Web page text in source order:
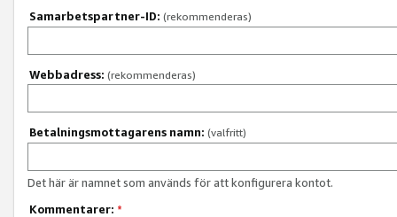
Samarbetspartner-ID: (rekommenderas)
Webbadress: (rekommenderas)
Betalningsmottagarens namn: (valfritt)
Det här är namnet som används för att konfigurera kontot.
Kommentarer: *